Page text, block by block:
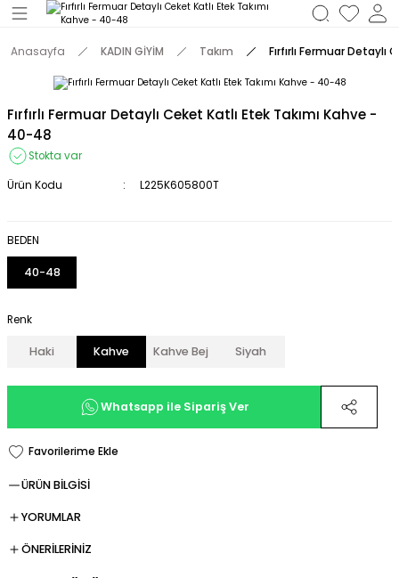
Anasayfa KADIN GİYİM Takım Fırfırlı Fermuar
Fırfırlı Fermuar Detaylı Ceket Katlı Etek Takımı Kahve -
40-48
Stokta var
Ürün Kodu L225K605800T
BEDEN
40-48
Renk
Haki Kahve Kahve Bej Siyah
Whatsapp ile Sipariş Ver
ÜRÜN BİLGİSİ
YORUMLAR
ÖNERİLERİNİZ